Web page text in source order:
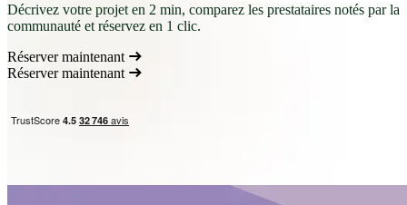
Décrivez votre projet en 2 min, comparez les prestataires notés par la
communauté et réservez en 1 clic.
Réserver maintenant
Réserver maintenant